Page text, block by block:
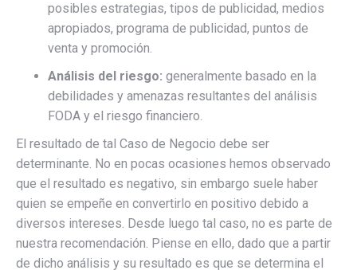
posibles estrategias, tipos de publicidad, medios
apropiados, programa de publicidad, puntos de
venta y promoción.
Análisis del riesgo: generalmente basado en la
debilidades y amenazas resultantes del análisis
FODA y el riesgo financiero.
El resultado de tal Caso de Negocio debe ser
determinante. No en pocas ocasiones hemos observado
que el resultado es negativo, sin embargo suele haber
quien se empeñe en convertirlo en positivo debido a
diversos intereses. Desde luego tal caso, no es parte de
nuestra recomendación. Piense en ello, dado que a partir
de dicho análisis y su resultado es que se determina el